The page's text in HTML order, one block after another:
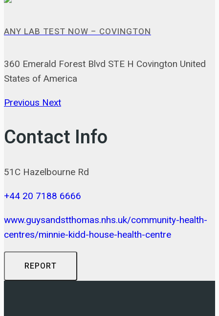
ANY LAB TEST NOW – COVINGTON
360 Emerald Forest Blvd STE H Covington United
States of America
Previous Next
Contact Info
51C Hazelbourne Rd
+44 20 7188 6666
www.guysandstthomas.nhs.uk/community-health-
centres/minnie-kidd-house-health-centre
REPORT